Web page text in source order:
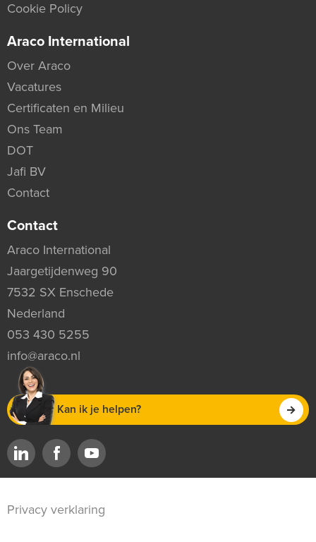
Cookie Policy
Araco International
Over Araco
Vacatures
Certificaten en Milieu
Ons Team
DOT
Jafi BV
Contact
Contact
Araco International
Jaargetijdenweg 90
7532 SX Enschede
Nederland
053 430 5255
info@araco.nl
Kan ik je helpen?
Privacy verklaring